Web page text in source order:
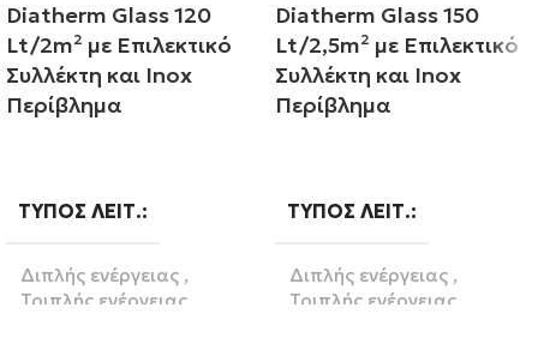
Diatherm Glass 120
Lt/2m² με Επιλεκτικό
Συλλέκτη και Inox
Περίβλημα
ΤΎΠΟΣ ΛΕΙΤ.
Διπλής ενέργειας ,
Τριπλής ενέργειας
Diatherm Glass 150
Lt/2,5m² με Επιλεκτικό
Συλλέκτη και Inox
Περίβλημα
ΤΎΠΟΣ ΛΕΙΤ.
Διπλής ενέργειας ,
Τριπλής ενέργειας